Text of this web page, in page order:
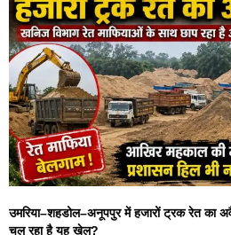
उमरिया–शहडोल–अनूपपुर में हजारों ट्रक रेत का
चल रहा है यह खेल?